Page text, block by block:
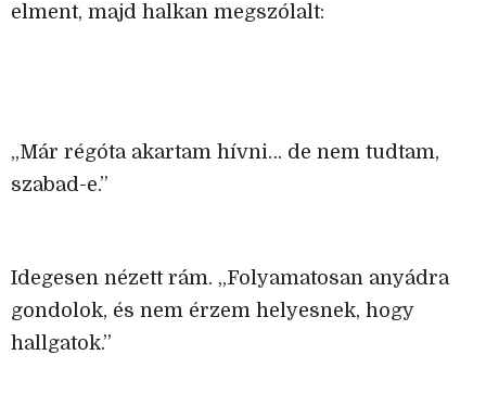
elment, majd halkan megszólalt:
„Már régóta akartam hívni… de nem tudtam,
szabad-e.”
Idegesen nézett rám. „Folyamatosan anyádra
gondolok, és nem érzem helyesnek, hogy
hallgatok.”